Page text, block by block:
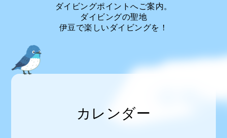
ダイビングポイントへご案内。
ダイビングの聖地
伊豆で楽しいダイビングを！
カレンダー